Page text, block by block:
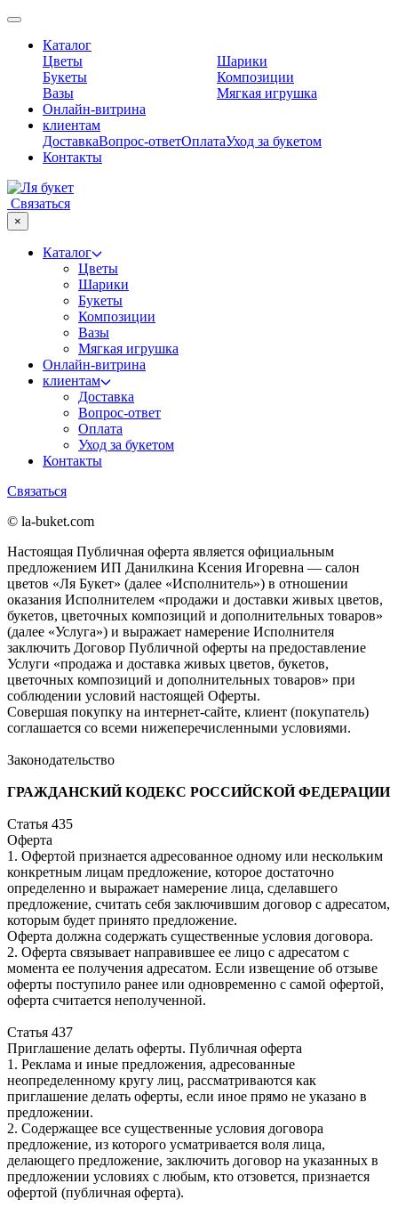
Skip
contentКаталог
Цветы
Шарики
Букеты
Композиции
Вазы
Мягкая игрушка
Онлайн-витрина
клиентам
ДоставкаВопрос-ответОплатаУход за букетом
Контакты
Связаться
×
Каталог
Цветы
Шарики
Букеты
Композиции
Вазы
Мягкая игрушка
Онлайн-витрина
клиентам
Доставка
Вопрос-ответ
Оплата
Уход за букетом
Контакты
Связаться
© la-buket.com
Настоящая Публичная оферта является официальным
предложением ИП Данилкина Ксения Игоревна — салон
цветов «Ля Букет» (далее «Исполнитель») в отношении
оказания Исполнителем «продажи и доставки живых цветов,
букетов, цветочных композиций и дополнительных товаров»
(далее «Услуга») и выражает намерение Исполнителя
заключить Договор Публичной оферты на предоставление
Услуги «продажа и доставка живых цветов, букетов,
цветочных композиций и дополнительных товаров» при
соблюдении условий настоящей Оферты.
Совершая покупку на интернет-сайте, клиент (покупатель)
соглашается со всеми нижеперечисленными условиями.
Законодательство
ГРАЖДАНСКИЙ КОДЕКС РОССИЙСКОЙ ФЕДЕРАЦИИ
Статья 435
Оферта
1. Офертой признается адресованное одному или нескольким
конкретным лицам предложение, которое достаточно
определенно и выражает намерение лица, сделавшего
предложение, считать себя заключившим договор с адресатом,
которым будет принято предложение.
Оферта должна содержать существенные условия договора.
2. Оферта связывает направившее ее лицо c адресатом с
момента ее получения адресатом. Если извещение об отзыве
оферты поступило ранее или одновременно с самой офертой,
оферта считается неполученной.
Статья 437
Приглашение делать оферты. Публичная оферта
1. Реклама и иные предложения, адресованные
неопределенному кругу лиц, рассматриваются как
приглашение делать оферты, если иное прямо не указано в
предложении.
2. Содержащее все существенные условия договора
предложение, из которого усматривается воля лица,
делающего предложение, заключить договор на указанных в
предложении условиях с любым, кто отзовется, признается
офертой (публичная оферта).